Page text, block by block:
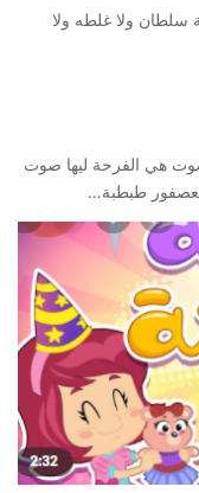
سلطان ولا غلطه ولا
هي الفرحة ليها صوت
طبطبة…